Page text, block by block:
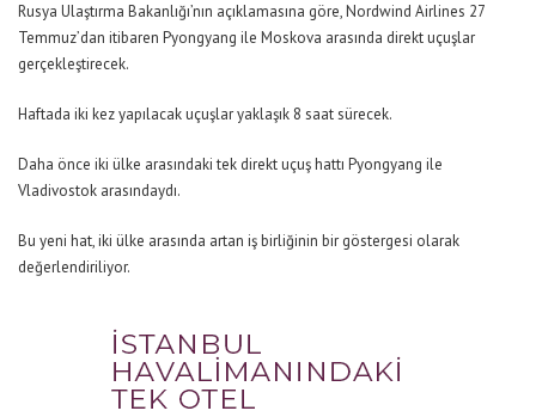
Rusya Ulaştırma Bakanlığı’nın açıklamasına göre, Nordwind Airlines 27
Temmuz’dan itibaren Pyongyang ile Moskova arasında direkt uçuşlar
gerçekleştirecek.
Haftada iki kez yapılacak uçuşlar yaklaşık 8 saat sürecek.
Daha önce iki ülke arasındaki tek direkt uçuş hattı Pyongyang ile
Vladivostok arasındaydı.
Bu yeni hat, iki ülke arasında artan iş birliğinin bir göstergesi olarak
değerlendiriliyor.